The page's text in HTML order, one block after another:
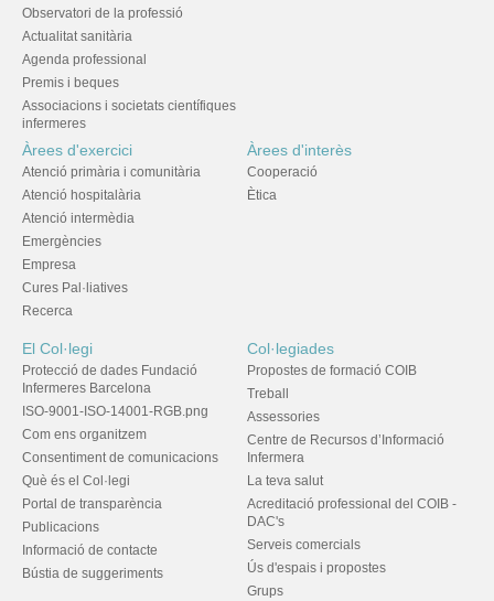
Observatori de la professió
Actualitat sanitària
Agenda professional
Premis i beques
Associacions i societats científiques
infermeres
Àrees d'exercici
Atenció primària i comunitària
Atenció hospitalària
Atenció intermèdia
Emergències
Empresa
Cures Pal·liatives
Recerca
Àrees d'interès
Cooperació
Ètica
El Col·legi
Protecció de dades Fundació
Infermeres Barcelona
ISO-9001-ISO-14001-RGB.png
Com ens organitzem
Consentiment de comunicacions
Què és el Col·legi
Portal de transparència
Publicacions
Informació de contacte
Bústia de suggeriments
Col·legiades
Propostes de formació COIB
Treball
Assessories
Centre de Recursos d’Informació
Infermera
La teva salut
Acreditació professional del COIB -
DAC's
Serveis comercials
Ús d'espais i propostes
Grups